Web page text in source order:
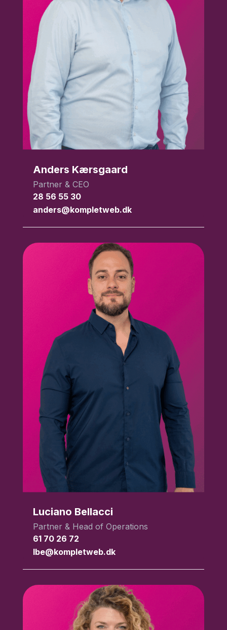
Anders Kærsgaard
Partner & CEO
28 56 55 30
anders@kompletweb.dk
Luciano Bellacci
Partner & Head of Operations
61 70 26 72
lbe@kompletweb.dk